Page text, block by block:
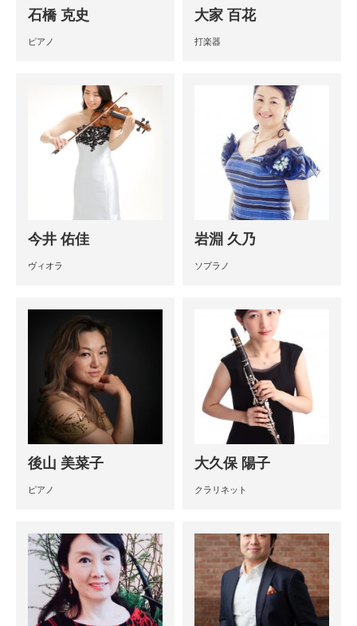
石橋 克史
ピアノ
大家 百花
打楽器
今井 佑佳
ヴィオラ
岩淵 久乃
ソプラノ
後山 美菜子
ピアノ
大久保 陽子
クラリネット